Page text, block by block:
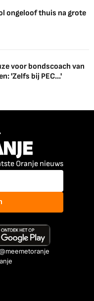
ongeloof thuis na grote
voor bondscoach van
'Zelfs bij PEC...'
Oranje nieuws